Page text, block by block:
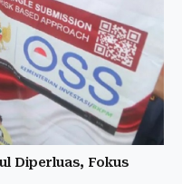
Diperluas, Fokus